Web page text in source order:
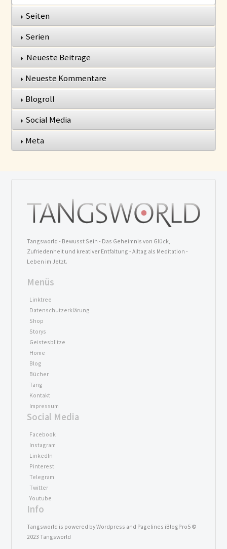
Seiten
Serien
Neueste Beiträge
Neueste Kommentare
Blogroll
Social Media
Meta
Tangsworld - Bewusst Sein - Das Geheimnis von Glück,
Zufriedenheit und kreativer Entfaltung - Alltag als Meditation -
Leben im Jetzt.
Menüs
Linktree
Datenschutzerklärung
Shop
Storys
Geistesblitze
Home
Blog
Bücher
Tang
Kontakt
Impressum
Social Media
Facebook
Instagram
LinkedIn
Pinterest
Telegram
Twitter
Youtube
Info
Tangsworld is powered by Wordpress and Pagelines iBlogPro5 ©
2023 Tangsworld